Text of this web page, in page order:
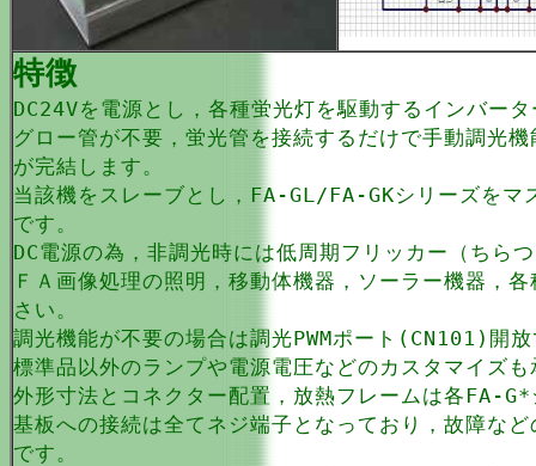
特徴
DC24Vを電源とし，各種蛍光灯を駆動するインバー
グロー管が不要，蛍光管を接続するだけで手動調光
が完結します。
当該機をスレーブとし，FA-GL/FA-GKシリーズをマ
です。
DC電源の為，非調光時には低周期フリッカー（ちら
ＦＡ画像処理の照明，移動体機器，ソーラー機器，
さい。
調光機能が不要の場合は調光PWMポート(CN101)開
標準品以外のランプや電源電圧などのカスタマイズ
外形寸法とコネクター配置，放熱フレームは各FA-
基板への接続は全てネジ端子となっており，故障な
です。